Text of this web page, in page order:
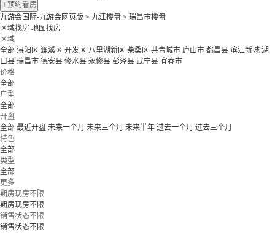
 预约看房
九游会国际-九游会网页版 > 九江楼盘 > 瑞昌市楼盘
区域找房 地图找房
区域
全部 浔阳区 濂溪区 开发区 八里湖新区 柴桑区 共青城市 庐山市 都昌县 滨江新城 湖
口县 瑞昌市 德安县 修水县 永修县 彭泽县 武宁县 宜春市
价格
全部
户型
全部
开盘
全部 最近开盘 未来一个月 未来三个月 未来半年 过去一个月 过去三个月
特色
全部
类型
全部
更多
期房现房不限
期房现房不限
销售状态不限
销售状态不限